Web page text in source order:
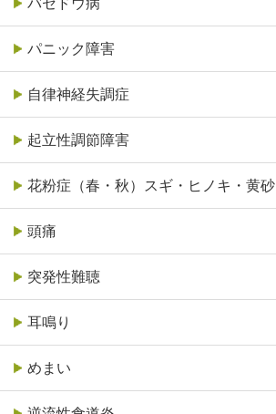
バセドウ病
パニック障害
自律神経失調症
起立性調節障害
花粉症（春・秋）スギ・ヒノキ・黄砂
頭痛
突発性難聴
耳鳴り
めまい